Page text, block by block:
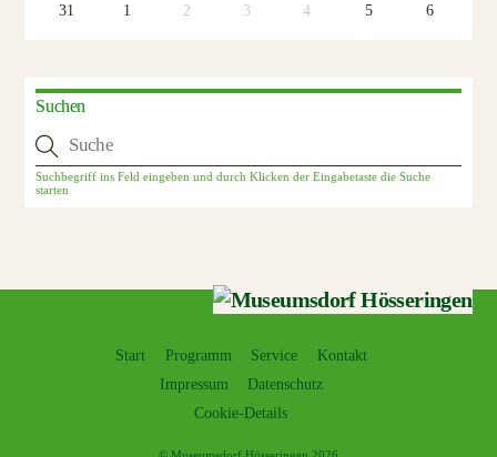
31
1 2 3 4 5 6
Suchen
Start Programm Service
Kontakt
Impressum
Datenschutz
Cookie-Details